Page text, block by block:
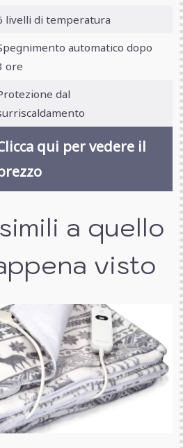
livelli di temperatura
automatico dopo
ore
dal
qui per vedere il
a quello
visto